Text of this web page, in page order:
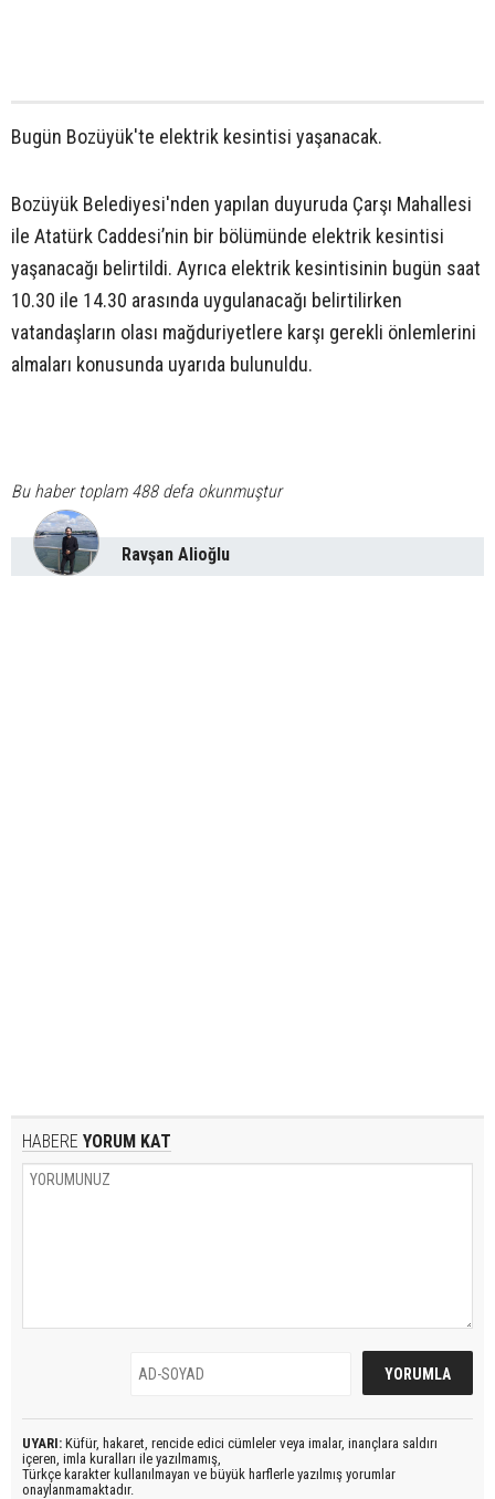
Bugün Bozüyük'te elektrik kesintisi yaşanacak.
Bozüyük Belediyesi'nden yapılan duyuruda Çarşı Mahallesi
ile Atatürk Caddesi’nin bir bölümünde elektrik kesintisi
yaşanacağı belirtildi. Ayrıca elektrik kesintisinin bugün saat
10.30 ile 14.30 arasında uygulanacağı belirtilirken
vatandaşların olası mağduriyetlere karşı gerekli önlemlerini
almaları konusunda uyarıda bulunuldu.
Bu haber toplam 488 defa okunmuştur
Ravşan Alioğlu
HABERE YORUM KAT
UYARI: Küfür, hakaret, rencide edici cümleler veya imalar, inançlara saldırı
içeren, imla kuralları ile yazılmamış,
Türkçe karakter kullanılmayan ve büyük harflerle yazılmış yorumlar
onaylanmamaktadır.